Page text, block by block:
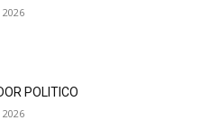
POLITICO